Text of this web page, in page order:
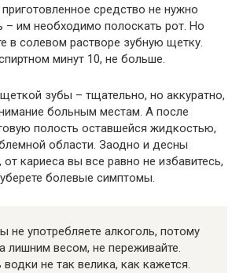
средство не нужно
– им необходимо полоскать рот. Но
в солевом растворе зубную щетку.
минут 10, не больше.
зубы – тщательно, но аккуратно,
больным местам. А после
полость оставшейся жидкостью,
области. Заодно и десны
от кариеса вы все равно не избавитесь,
болевые симптомы.
не употребляете алкоголь, потому
лишним весом, не переживайте.
водки не так велика, как кажется.